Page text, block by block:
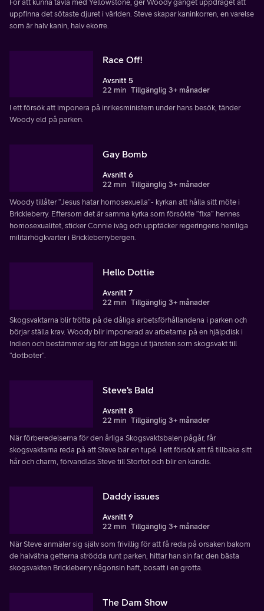
För att kunna tävla med Yellowstone, ger Woody gänget uppdraget att
uppfinna det sötaste djuret i världen. Steve skapar kaninkorren, en varelse
som är halv kanin, halv ekorre.
Race Off!
Avsnitt 5
22 min Tillgänglig 3+ månader
I ett försök att imponera på inrikesministern under hans besök, tänder
Woody eld på parken.
Gay Bomb
Avsnitt 6
22 min Tillgänglig 3+ månader
Woody tillåter ”Jesus hatar homosexuella”- kyrkan att hålla sitt möte i
Brickleberry. Eftersom det är samma kyrka som försökte ”fixa” hennes
homosexualitet, sticker Connie iväg och upptäcker regeringens hemliga
militärhögkvarter i Brickleberrybergen.
Hello Dottie
Avsnitt 7
22 min Tillgänglig 3+ månader
Skogsvaktarna blir trötta på de dåliga arbetsförhållandena i parken och
börjar ställa krav. Woody blir imponerad av arbetarna på en hjälpdisk i
Indien och bestämmer sig för att lägga ut tjänsten som skogsvakt till
”dotboter”.
Steve's Bald
Avsnitt 8
22 min Tillgänglig 3+ månader
När förberedelserna för den årliga Skogsvaktsbalen pågår, får
skogsvaktarna reda på att Steve bär en tupé. I ett försök att få tillbaka sitt
hår och charm, förvandlas Steve till Storfot och blir en kändis.
Daddy issues
Avsnitt 9
22 min Tillgänglig 3+ månader
När Steve anmäler sig själv som frivillig för att få reda på orsaken bakom
de halvätna getterna strödda runt parken, hittar han sin far, den bästa
skogsvakten Brickleberry någonsin haft, bosatt i en grotta.
The Dam Show